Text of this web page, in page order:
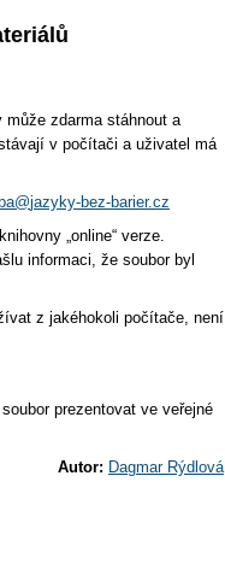
může zdarma stáhnout a
v počítači a uživatel má
jazyky-bez-barier.cz
„online“ verze.
informaci, že soubor byl
z jakéhokoli počítače, není
prezentovat ve veřejné
Autor: Dagmar Rýdlová